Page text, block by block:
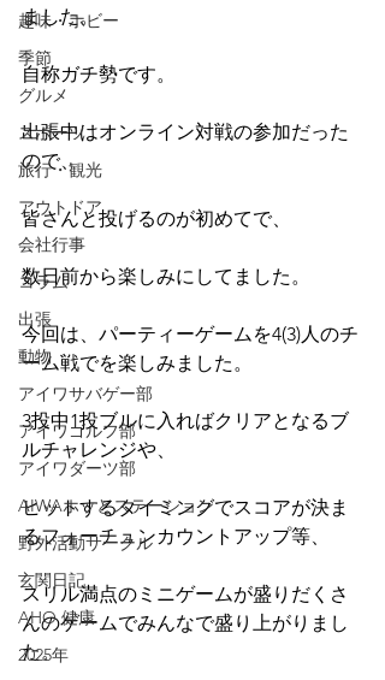
趣味・ホビー
季節
グルメ
スポーツ
旅行・観光
アウトドア
会社行事
コラム
出張
動物
アイワサバゲー部
アイワゴルフ部
アイワダーツ部
AIWAホッとステーション
野外活動サークル
玄関日記
AHO 健康
2025年
ました。
自称ガチ勢です。
出張中はオンライン対戦の参加だった
ので、
皆さんと投げるのが初めてで、
数日前から楽しみにしてました。
今回は、パーティーゲームを4(3)人のチ
ーム戦でを楽しみました。
3投中1投ブルに入ればクリアとなるブ
ルチャレンジや、
ヒットするタイミングでスコアが決ま
るフォーチュンカウントアップ等、
スリル満点のミニゲームが盛りだくさ
んのゲームでみんなで盛り上がりまし
た。